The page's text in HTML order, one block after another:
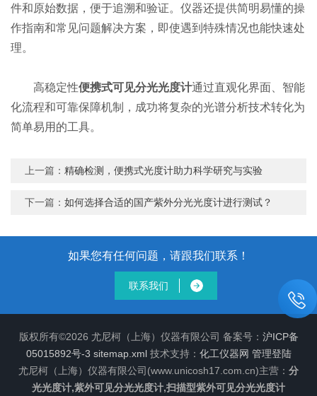
件和原始数据，便于追溯和验证。仪器还提供简明易懂的操
作指南和常见问题解决方案，即使遇到特殊情况也能快速处
理。
高稳定性便携式可见分光光度计通过直观化界面、智能
化流程和可靠保障机制，成功将复杂的光谱分析技术转化为
简单易用的工具。
上一篇：精确检测，便携式光度计助力科学研究与实验
下一篇：如何选择合适的国产紫外分光光度计进行测试？
如果您有任何问题，请跟我们联系！
联系我们
版权所有©2026 尤尼柯（上海）仪器有限公司 备案号： 沪ICP备
05015892号-3 sitemap.xml技术支持： 化工仪器网 管理登陆
尤尼柯（上海）仪器有限公司(www.unicosh17.com.cn)主营： 分
光光度计,紫外可见分光光度计,扫描型紫外可见分光光度计